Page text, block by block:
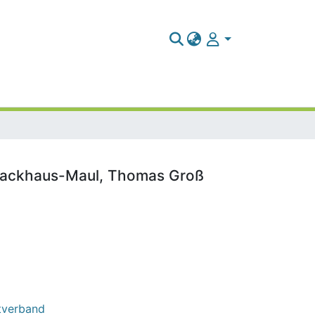
Maul, Thomas Groß